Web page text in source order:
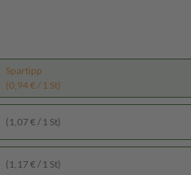
Spartipp
(0,94 € / 1 St)
(1,07 € / 1 St)
(1,17 € / 1 St)